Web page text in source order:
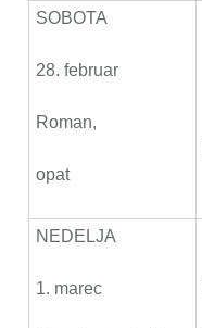
SOBOTA
28. februar
Roman,
opat
NEDELJA
1. marec